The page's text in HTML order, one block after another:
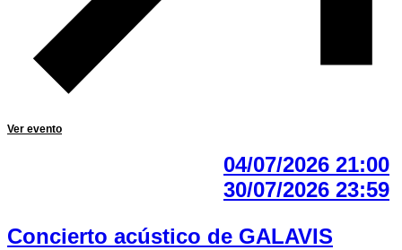
Ver evento
04/07/2026 21:00
30/07/2026 23:59
Concierto acústico de GALAVIS